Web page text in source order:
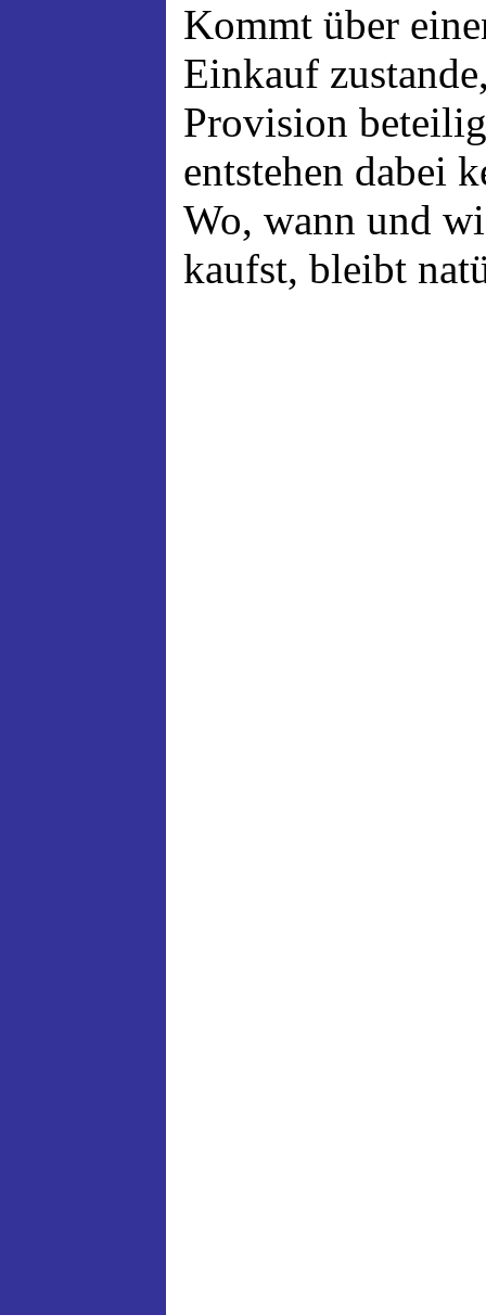
Kommt über
Einkauf
Provision
entstehen dabei
Wo, wann und
kaufst, bleibt